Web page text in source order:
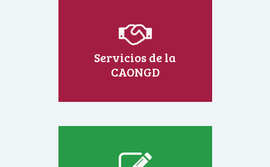
Servicios de la
CAONGD